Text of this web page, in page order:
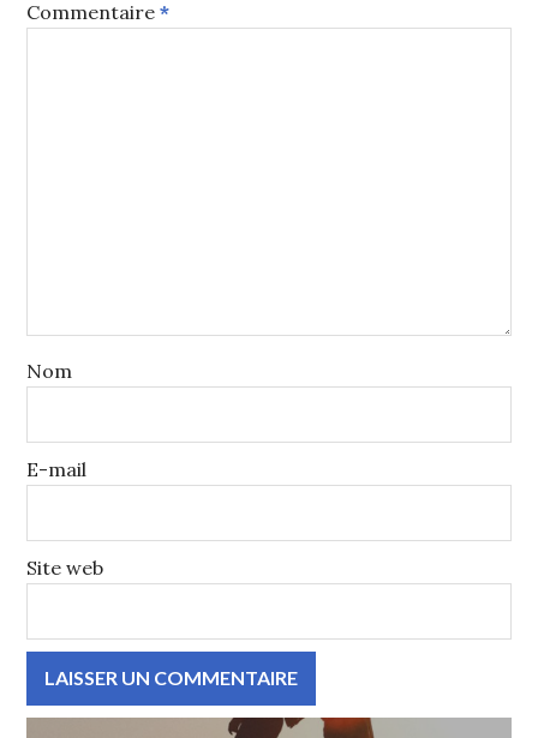
Commentaire*
Nom
E-mail
Site web